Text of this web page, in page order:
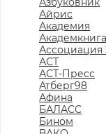
Айрис
Академия
Ассоциация
АСТ
АСТ-Пресс
Атберг98
Афина
БАЛАСС
Бином